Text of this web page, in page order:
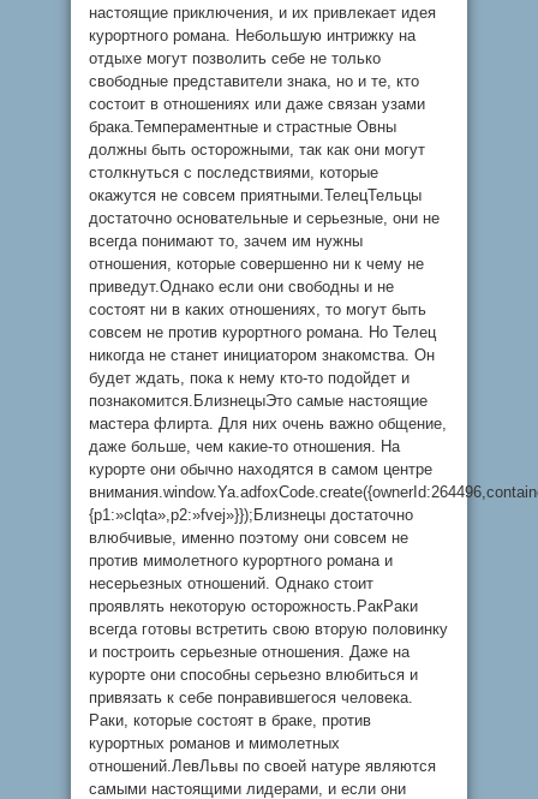
настоящие приключения, и их привлекает идея
курортного романа. Небольшую интрижку на
отдыхе могут позволить себе не только
свободные представители знака, но и те, кто
состоит в отношениях или даже связан узами
брака.Темпераментные и страстные Овны
должны быть осторожными, так как они могут
столкнуться с последствиями, которые
окажутся не совсем приятными.ТелецТельцы
достаточно основательные и серьезные, они не
всегда понимают то, зачем им нужны
отношения, которые совершенно ни к чему не
приведут.Однако если они свободны и не
состоят ни в каких отношениях, то могут быть
совсем не против курортного романа. Но Телец
никогда не станет инициатором знакомства. Он
будет ждать, пока к нему кто-то подойдет и
познакомится.БлизнецыЭто самые настоящие
мастера флирта. Для них очень важно общение,
даже больше, чем какие-то отношения. На
курорте они обычно находятся в самом центре
{p1:»clqta»,p2:»fvej»}});Близнецы достаточно
влюбчивые, именно поэтому они совсем не
против мимолетного курортного романа и
несерьезных отношений. Однако стоит
проявлять некоторую осторожность.РакРаки
всегда готовы встретить свою вторую половинку
и построить серьезные отношения. Даже на
курорте они способны серьезно влюбиться и
привязать к себе понравившегося человека.
Раки, которые состоят в браке, против
курортных романов и мимолетных
отношений.ЛевЛьвы по своей натуре являются
самыми настоящими лидерами, и если они